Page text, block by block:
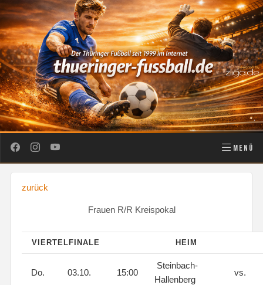
MENÜ
zurück
Frauen R/R Kreispokal
VIERTELFINALE HEIM
Do. 03.10. 15:00
Steinbach-
Hallenberg
vs.